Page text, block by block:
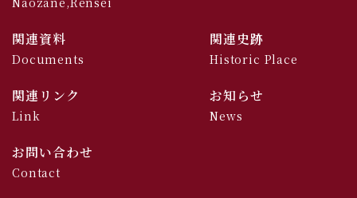
関連資料
Documents
関連史跡
Historic Place
関連リンク
Link
お知らせ
News
お問い合わせ
Contact